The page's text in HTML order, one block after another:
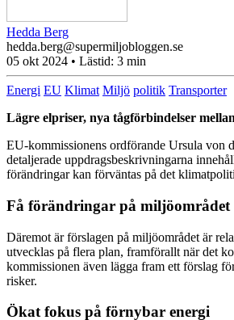
Hedda Berg
hedda.berg@supermiljobloggen.se
05 okt 2024 • Lästid: 3 min
Energi EU Klimat Miljö politik Transporter
Lägre elpriser, nya tågförbindelser
EU-kommissionens ordförande Ursula von
detaljerade uppdragsbeskrivningarna
förändringar kan förväntas på det
Få förändringar på miljöområdet
Däremot är förslagen på miljöområdet är
utvecklas på flera plan, framförallt när det
kommissionen även lägga fram ett förslag
risker.
Ökat fokus på förnybar energi